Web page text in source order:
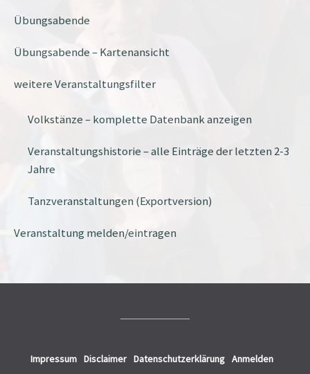
Übungsabende
Übungsabende – Kartenansicht
weitere Veranstaltungsfilter
Volkstänze – komplette Datenbank anzeigen
Veranstaltungshistorie – alle Einträge der letzten 2-3
Jahre
Tanzveranstaltungen (Exportversion)
Veranstaltung melden/eintragen
Impressum Disclaimer Datenschutzerklärung Anmelden